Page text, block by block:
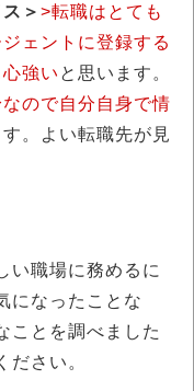
＞ >転職はとても
ェントに登録する
強い と思います。
なので自分自身で情
。よい転職先が見
い職場に務めるに
になったことな
ことを調べました
ださい。